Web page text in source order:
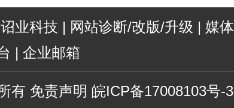
诏业科技 | 网站诊断/改版/升级 | 媒体
| 企业邮箱
有 免责声明 皖ICP备17008103号-3